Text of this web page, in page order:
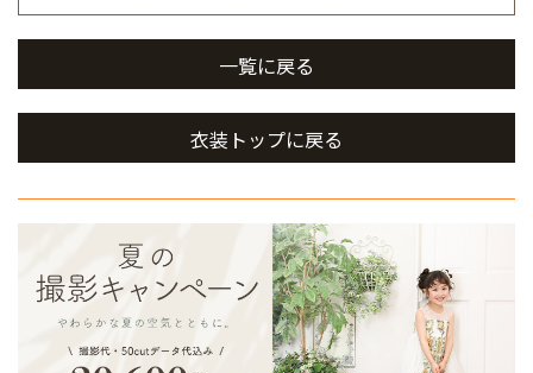
一覧に戻る
衣装トップに戻る